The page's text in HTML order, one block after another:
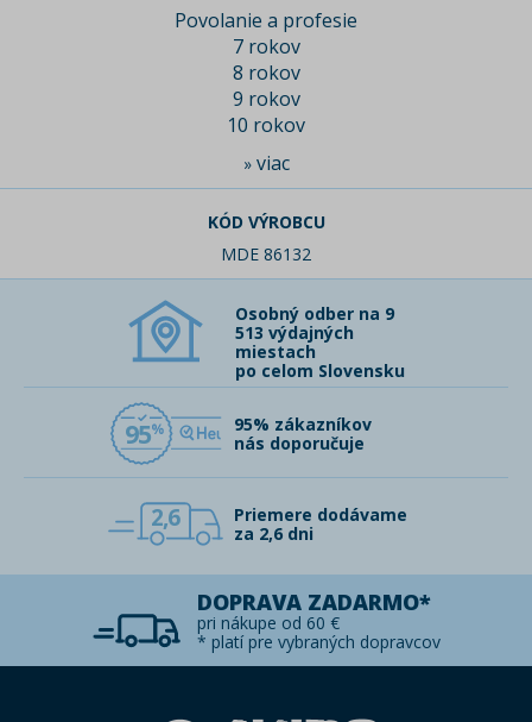
Povolanie a profesie
7 rokov
8 rokov
9 rokov
10 rokov
» viac
KÓD VÝROBCU
MDE 86132
Osobný odber na 9
513 výdajných
miestach
po celom Slovensku
95
95% zákazníkov
nás doporučuje
2,6
Priemere dodávame
za 2,6 dni
DOPRAVA ZADARMO*
pri nákupe od 60 €
* platí pre vybraných dopravcov